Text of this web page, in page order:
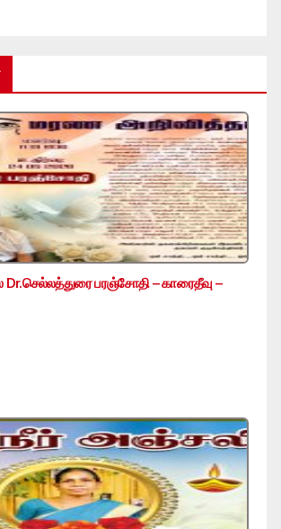
பரஞ்சோதி – காரைதீவு –